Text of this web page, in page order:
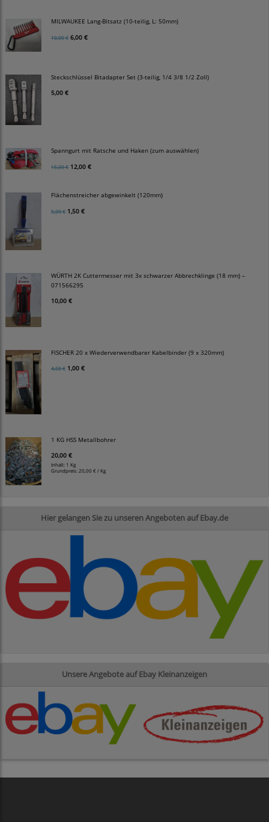
MILWAUKEE Lang-Bitsatz (10-teilig, L: 50mm)
10,00 € 6,00 €
Steckschlüssel Bitadapter Set (3-teilig, 1/4 3/8 1/2 Zoll)
5,00 €
Spanngurt mit Ratsche und Haken (zum auswählen)
15,00 € 12,00 €
Flächenstreicher abgewinkelt (120mm)
5,00 € 1,50 €
WÜRTH 2K Cuttermesser mit 3x schwarzer Abbrechklinge (18 mm) –
071566295
10,00 €
FISCHER 20 x Wiederverwendbarer Kabelbinder (9 x 320mm)
4,00 € 1,00 €
1 KG HSS Metallbohrer
20,00 €
Inhalt: 1 Kg
Grundpreis: 20,00 € / Kg
Hier gelangen Sie zu unseren Angeboten auf Ebay.de
Unsere Angebote auf Ebay Kleinanzeigen